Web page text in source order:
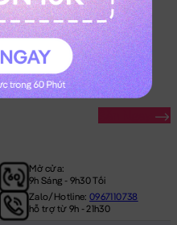
Mở cửa:
9h Sáng - 9h30 Tối
Zalo/Hotline:0967110738
hỗ trợ từ 9h - 21h30